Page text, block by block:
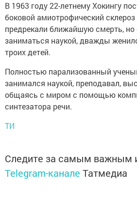
В 1963 году 22-летнему Хокингу
боковой амиотрофический
предрекали ближайшую смерть,
заниматься наукой, дважды
троих детей.
Полностью парализованный
занимался наукой, преподавал,
общаясь с миром с помощью
синтезатора речи.
ТИ
Следите за самым важным
Telegram-канале Татмедиа